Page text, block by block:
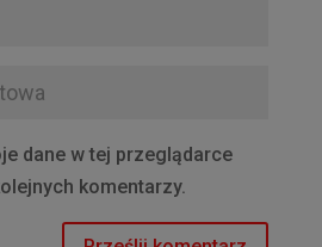
dane w tej przeglądarce
komentarzy.